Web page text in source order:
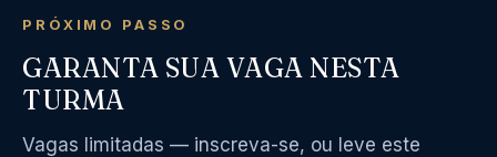
PRÓXIMO PASSO
GARANTA SUA VAGA NESTA
TURMA
Vagas limitadas — inscreva-se, ou leve este